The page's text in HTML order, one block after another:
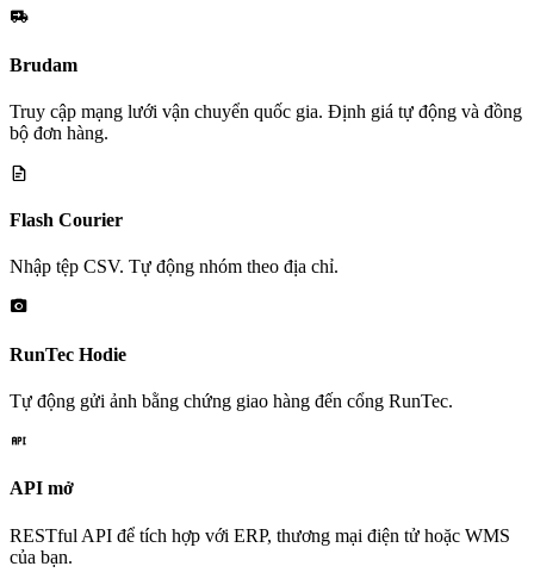
Brudam
Truy cập mạng lưới vận chuyển quốc gia. Định giá tự động và đồng
bộ đơn hàng.
Flash Courier
Nhập tệp CSV. Tự động nhóm theo địa chỉ.
RunTec Hodie
Tự động gửi ảnh bằng chứng giao hàng đến cổng RunTec.
API mở
RESTful API để tích hợp với ERP, thương mại điện tử hoặc WMS
của bạn.